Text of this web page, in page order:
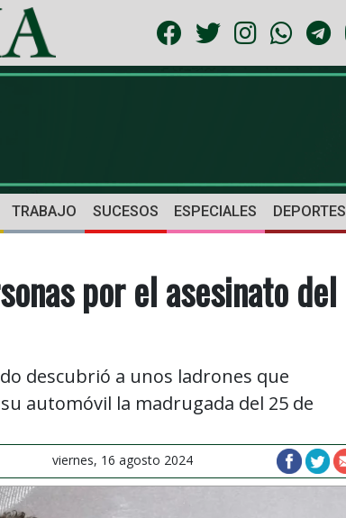
TRABAJO SUCESOS ESPECIALES DEPORTES
por el asesinato del
descubrió a unos ladrones que
automóvil la madrugada del 25 de
viernes, 16 agosto 2024